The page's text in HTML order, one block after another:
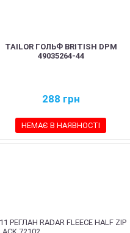
TAILOR ГОЛЬФ BRITISH DPM
49035264-44
288 грн
НЕМАЄ В НАЯВНОСТІ